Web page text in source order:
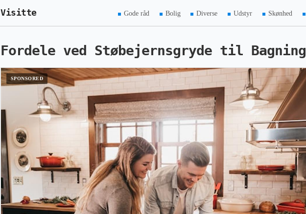
Visitte Gode råd Bolig Diverse Udstyr Skønhed
Fordele ved Støbejernsgryde til Bagning